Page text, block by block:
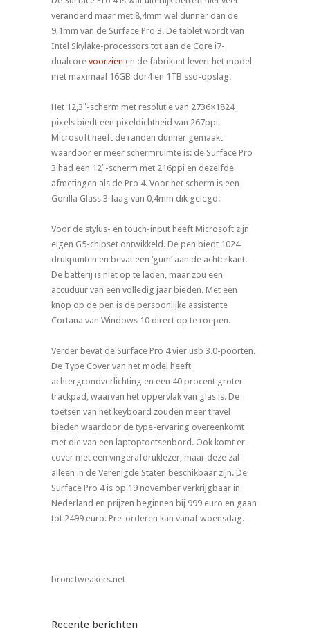
veranderd maar met 8,4mm wel dunner dan de
9,1mm van de Surface Pro 3. De tablet wordt van
Intel Skylake-processors tot aan de Core i7-
dualcore voorzien en de fabrikant levert het model
met maximaal 16GB ddr4 en 1TB ssd-opslag.
Het 12,3″-scherm met resolutie van 2736×1824
pixels biedt een pixeldichtheid van 267ppi.
Microsoft heeft de randen dunner gemaakt
waardoor er meer schermruimte is: de Surface Pro
3 had een 12″-scherm met 216ppi en dezelfde
afmetingen als de Pro 4. Voor het scherm is een
Gorilla Glass 3-laag van 0,4mm dik gelegd.
Voor de stylus- en touch-input heeft Microsoft zijn
eigen G5-chipset ontwikkeld. De pen biedt 1024
drukpunten en bevat een ‘gum’ aan de achterkant.
De batterij is niet op te laden, maar zou een
accuduur van een volledig jaar bieden. Met een
knop op de pen is de persoonlijke assistente
Cortana van Windows 10 direct op te roepen.
Verder bevat de Surface Pro 4 vier usb 3.0-poorten.
De Type Cover van het model heeft
achtergrondverlichting en een 40 procent groter
trackpad, waarvan het oppervlak van glas is. De
toetsen van het keyboard zouden meer travel
bieden waardoor de type-ervaring overeenkomt
met die van een laptoptoetsenbord. Ook komt er
cover met een vingerafdruklezer, maar deze zal
alleen in de Verenigde Staten beschikbaar zijn. De
Surface Pro 4 is op 19 november verkrijgbaar in
Nederland en prijzen beginnen bij 999 euro en gaan
tot 2499 euro. Pre-orderen kan vanaf woensdag.
bron: tweakers.net
Recente berichten